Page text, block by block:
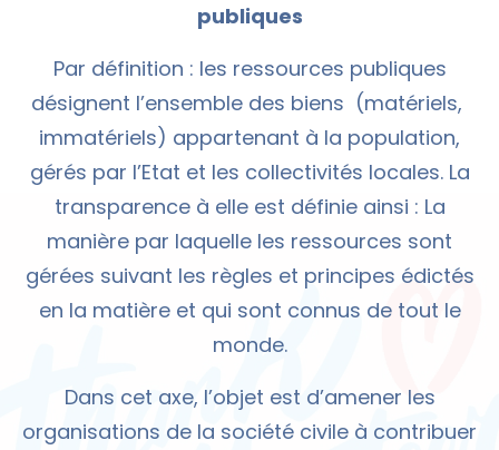
publiques
Par définition : les ressources publiques
désignent l’ensemble des biens (matériels,
immatériels) appartenant à la population,
gérés par l’Etat et les collectivités locales. La
transparence à elle est définie ainsi : La
manière par laquelle les ressources sont
gérées suivant les règles et principes édictés
en la matière et qui sont connus de tout le
monde.
Dans cet axe, l’objet est d’amener les
organisations de la société civile à contribuer